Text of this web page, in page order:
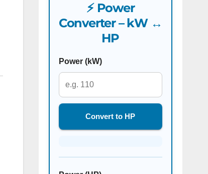
⚡ Power
Converter – kW ↔
HP
Power (kW)
Convert to HP